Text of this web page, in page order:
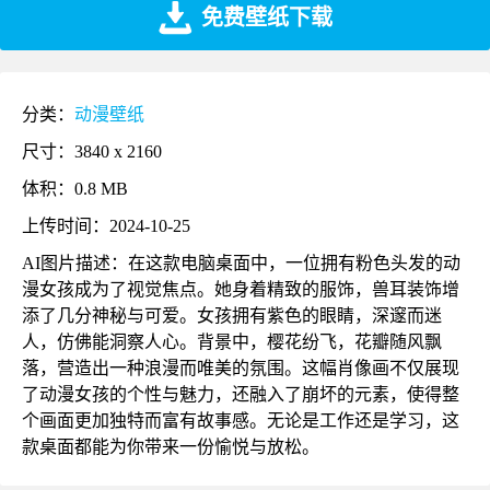
免费壁纸下载
分类： 动漫壁纸
尺寸：3840 x 2160
体积：0.8 MB
上传时间：2024-10-25
AI图片描述：在这款电脑桌面中，一位拥有粉色头发的动
漫女孩成为了视觉焦点。她身着精致的服饰，兽耳装饰增
添了几分神秘与可爱。女孩拥有紫色的眼睛，深邃而迷
人，仿佛能洞察人心。背景中，樱花纷飞，花瓣随风飘
落，营造出一种浪漫而唯美的氛围。这幅肖像画不仅展现
了动漫女孩的个性与魅力，还融入了崩坏的元素，使得整
个画面更加独特而富有故事感。无论是工作还是学习，这
款桌面都能为你带来一份愉悦与放松。